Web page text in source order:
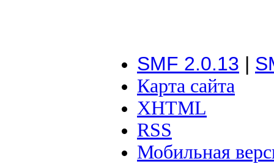
SMF 2.0.13 |
Карта сайта
XHTML
RSS
Мобильная